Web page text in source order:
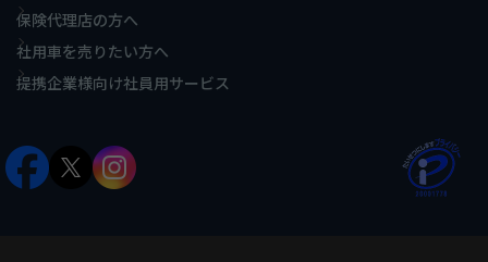
保険代理店の方へ
社用車を売りたい方へ
提携企業様向け社員用サービス